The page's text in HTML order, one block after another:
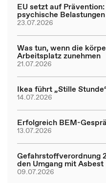
EU setzt auf
psychische Belastungen
23.07.2026
Was tun, wenn die
Arbeitsplatz zunehmen
21.07.2026
Ikea führt „Stille
14.07.2026
Erfolgreich BEM-
13.07.2026
Gefahrstoffverordnung
den Umgang mit Asbest
09.07.2026